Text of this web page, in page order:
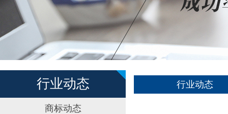
行业动态
商标动态
行业动态